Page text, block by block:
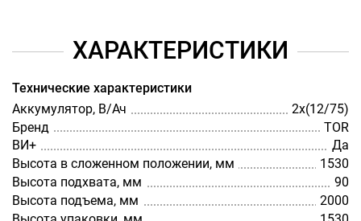
ХАРАКТЕРИСТИКИ
Технические характеристики
Аккумулятор, В/Ач
2х(12/75)
Бренд
TOR
ВИ+
Да
Высота в сложенном положении, мм
1530
Высота подхвата, мм
90
Высота подъема, мм
2000